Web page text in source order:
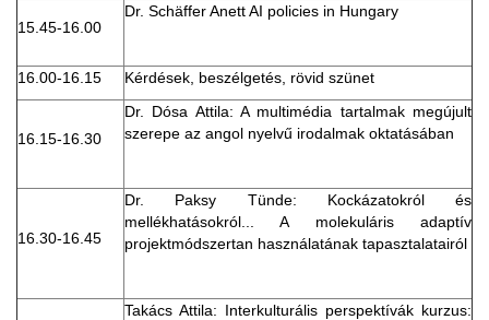
15.45-16.00
Dr. Schäffer Anett AI policies in Hungary
16.00-16.15 Kérdések, beszélgetés, rövid szünet
16.15-16.30
Dr. Dósa Attila: A multimédia tartalmak megújult
szerepe az angol nyelvű irodalmak oktatásában
16.30-16.45
Dr. Paksy Tünde: Kockázatokról és
mellékhatásokról... A molekuláris adaptív
projektmódszertan használatának tapasztalatairól
Takács Attila: Interkulturális perspektívák kurzus: